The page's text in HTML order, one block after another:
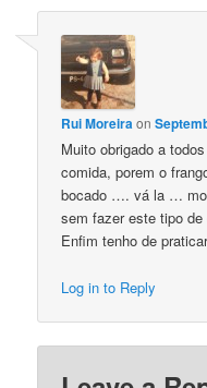
Rui Moreiraon
Muito obrigado a
comida, porem o
bocado …. vá la …
sem fazer este tipo
Enfim tenho de
Log in to Reply